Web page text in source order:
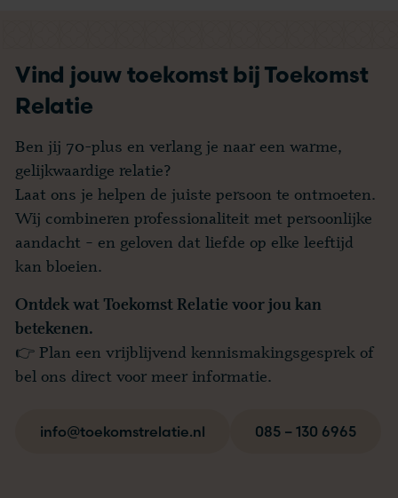
Vind jouw toekomst bij Toekomst
Relatie
Ben jij 70-plus en verlang je naar een warme,
gelijkwaardige relatie?
Laat ons je helpen de juiste persoon te ontmoeten.
Wij combineren professionaliteit met persoonlijke
aandacht – en geloven dat liefde op elke leeftijd
kan bloeien.
Ontdek wat Toekomst Relatie voor jou kan
betekenen.
👉Plan een vrijblijvend kennismakingsgesprek of
bel ons direct voor meer informatie.
info@toekomstrelatie.nl 085 – 130 6965